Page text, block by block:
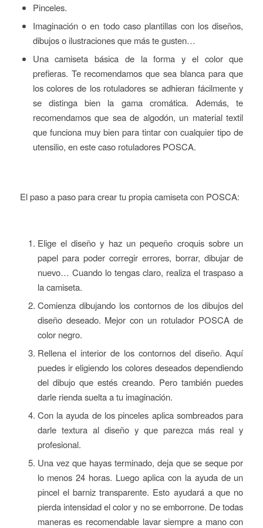
Pinceles.
Imaginación o en todo caso plantillas con los diseños,
dibujos o ilustraciones que más te gusten…
Una camiseta básica de la forma y el color que
prefieras. Te recomendamos que sea blanca para que
los colores de los rotuladores se adhieran fácilmente y
se distinga bien la gama cromática. Además, te
recomendamos que sea de algodón, un material textil
que funciona muy bien para tintar con cualquier tipo de
utensilio, en este caso rotuladores POSCA.
El paso a paso para crear tu propia camiseta con POSCA:
Elige el diseño y haz un pequeño croquis sobre un
papel para poder corregir errores, borrar, dibujar de
nuevo… Cuando lo tengas claro, realiza el traspaso a
la camiseta.
Comienza dibujando los contornos de los dibujos del
diseño deseado. Mejor con un rotulador POSCA de
color negro.
Rellena el interior de los contornos del diseño. Aquí
puedes ir eligiendo los colores deseados dependiendo
del dibujo que estés creando. Pero también puedes
darle rienda suelta a tu imaginación.
Con la ayuda de los pinceles aplica sombreados para
darle textura al diseño y que parezca más real y
profesional.
Una vez que hayas terminado, deja que se seque por
lo menos 24 horas. Luego aplica con la ayuda de un
pincel el barniz transparente. Esto ayudará a que no
pierda intensidad el color y no se emborrone. De todas
maneras es recomendable lavar siempre a mano con